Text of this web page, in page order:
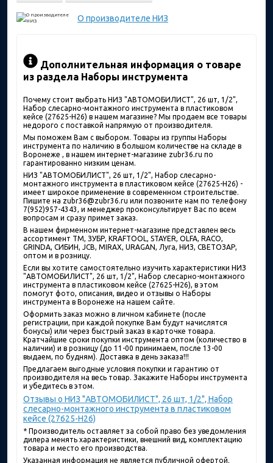
О производителе НИЗ
Дополнительная информация о товаре
из раздела Наборы инструмента
Почему стоит выбрать НИЗ "АВТОМОБИЛИСТ", 26 шт, 1/2",
Набор слесарно-монтажного инструмента в пластиковом
кейсе (27625-H26) в нашем магазине? Мы продаем все товары
недорого с поставкой напрямую от производителя.
Мы поможем Вам с выбором. Товары из группы Наборы
инструмента по наличию в большом количестве на складе в
Воронеже , в нашем интернет-магазине zubr36.ru по
гарантированно низким ценам.
НИЗ "АВТОМОБИЛИСТ", 26 шт, 1/2", Набор слесарно-
монтажного инструмента в пластиковом кейсе (27625-H26) -
имеет широкое применение в современном строительстве.
Пишите на zubr36@zubr36.ru или позвоните нам по телефону
7(952)957-4343, и менеджер проконсультирует Вас по всем
вопросам и сразу примет заказ.
В нашем фирменном интернет-магазине представлен весь
ассортимент ТМ, ЗУБР, KRAFTOOL, STAYER, OLFA, RACO,
GRINDA, СИБИН, JCB, MIRAX, URAGAN, Луга, НИЗ, СВЕТОЗАР,
оптом и в розницу.
Если вы хотите самостоятельно изучить характеристики НИЗ
"АВТОМОБИЛИСТ", 26 шт, 1/2", Набор слесарно-монтажного
инструмента в пластиковом кейсе (27625-H26), в этом
помогут фото, описания, видео и отзывы о Наборы
инструмента в Воронеже на нашем сайте.
Оформить заказ можно в личном кабинете (после
регистрации, при каждой покупке Вам будут начислятся
бонусы) или через быстрый заказ в карточке товара.
Кратчайшие сроки покупки инструмента оптом (количество в
наличии) и в розницу (до 11-00 принимаем, после 13-00
выдаем, по будням). Доставка в день заказа!!!
Предлагаем выгодные условия покупки и гарантию от
производителя на весь товар. Закажите Наборы инструмента
и убедитесь в этом.
Отзывы о НИЗ "АВТОМОБИЛИСТ", 26 шт, 1/2", Набор
слесарно-монтажного инструмента в пластиковом
кейсе (27625-H26)
* Производитель оставляет за собой право без уведомления
дилера менять характеристики, внешний вид, комплектацию
товара и место его производства.
Указанная информация не является публичной офертой.